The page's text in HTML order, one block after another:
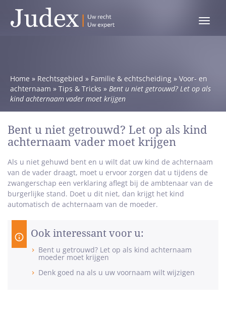
Toggle
Home » Rechtsgebied » Familie & echtscheiding » Voor- en
achternaam » Tips & Tricks » Bent u niet getrouwd? Let op als
kind achternaam vader moet krijgen
Bent u niet getrouwd? Let op als kind
achternaam vader moet krijgen
Als u niet gehuwd bent en u wilt dat uw kind de achternaam
van de vader draagt, moet u ervoor zorgen dat u tijdens de
zwangerschap een verklaring aflegt bij de ambtenaar van de
burgerlijke stand. Doet u dit niet, dan krijgt het kind
automatisch de achternaam van de moeder.
Ook interessant voor u:
Bent u getrouwd? Let op als kind achternaam
moeder moet krijgen
Denk goed na als u uw voornaam wilt wijzigen